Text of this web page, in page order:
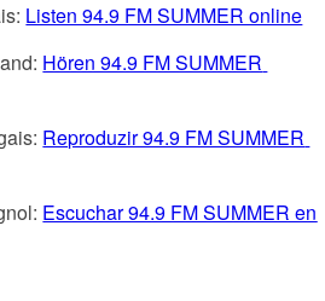
Listen 94.9 FM SUMMER online
Hören 94.9 FM SUMMER
Reproduzir 94.9 FM SUMMER
Escuchar 94.9 FM SUMMER en